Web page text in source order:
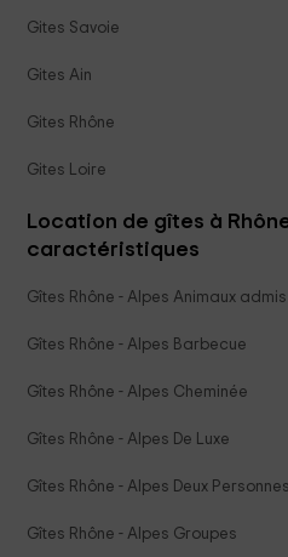
Gites Savoie
Gites Ain
Gites Rhône
Gites Loire
Location de gîtes à
caractéristiques
Gîtes Rhône - Alpes Animaux admis
Gîtes Rhône - Alpes Barbecue
Gîtes Rhône - Alpes Cheminée
Gîtes Rhône - Alpes De Luxe
Gîtes Rhône - Alpes Deux Personnes
Gîtes Rhône - Alpes Groupes